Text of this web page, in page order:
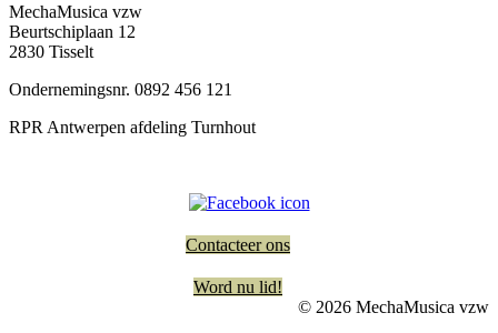
MechaMusica vzw
Beurtschiplaan 12
2830 Tisselt
Ondernemingsnr. 0892 456 121
RPR Antwerpen afdeling Turnhout
Contacteer ons
Word nu lid!
© 2026 MechaMusica vzw